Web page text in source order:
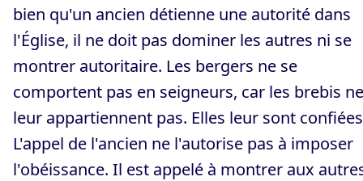
bien qu'un ancien détienne une autorité dans
l'Église, il ne doit pas dominer les autres ni se
montrer autoritaire. Les bergers ne se
comportent pas en seigneurs, car les brebis ne
leur appartiennent pas. Elles leur sont
L'appel de l'ancien ne l'autorise pas à imposer
l'obéissance. Il est appelé à montrer aux